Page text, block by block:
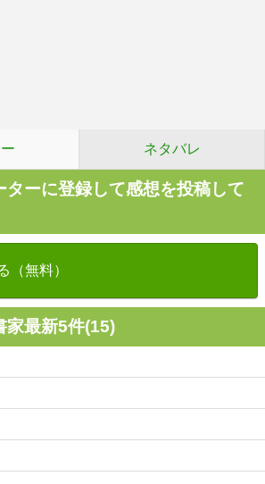
ネタバレ
ターに登録して感想を投稿して
（無料）
家最新5件(15)